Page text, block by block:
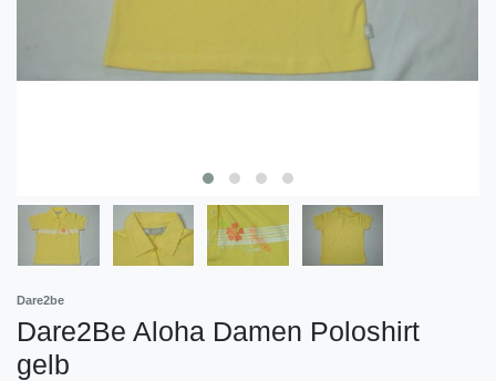
Dare2be
Dare2Be Aloha Damen Poloshirt
gelb